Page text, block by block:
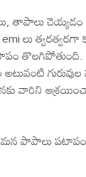
తాపాలు చెయ్యడం
లు త్వరత్వరగా
తొలగిపోతుంది.
గురువుల
వారిని
మన పాపాలు